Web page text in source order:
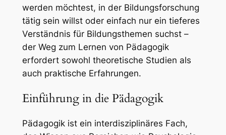
werden möchtest, in der Bildungsforschung
tätig sein willst oder einfach nur ein tieferes
Verständnis für Bildungsthemen suchst –
der Weg zum Lernen von Pädagogik
erfordert sowohl theoretische Studien als
auch praktische Erfahrungen.
Einführung in die Pädagogik
Pädagogik ist ein interdisziplinäres Fach,